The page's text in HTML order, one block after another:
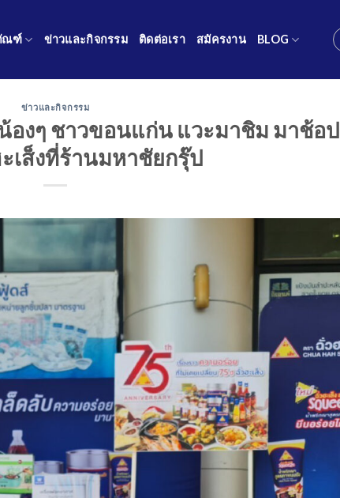
ณฑ์ ข่าวและกิจกรรม ติดต่อเรา สมัครงาน BLOG
ข่าวและกิจกรรม
องๆ ชาวขอนแก่น แวะมาชิม มาช้อป
เส็งที่ร้านมหาชัยกรุ๊ป